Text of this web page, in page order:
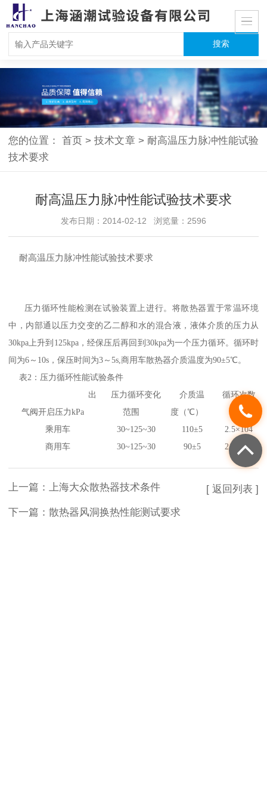
您的位置：首页 > 技术文章 > 耐高温压力脉冲性能试验
技术要求
耐高温压力脉冲性能试验技术要求
发布日期：2014-02-12 浏览量：2596
耐高温压力脉冲性能试验技术要求
压力循环性能检测在试验装置上进行。将散热器置于常温环境
中，内部通以压力交变的乙二醇和水的混合液，液体介质的压力从
30kpa上升到125kpa，经保压后再回到30kpa为一个压力循环。循环时
间为6～10s，保压时间为3～5s,商用车散热器介质温度为90±5℃。
表2：压力循环性能试验条件
出
气阀开启压力kPa
压力循环变化
范围
介质温
度（℃）
循环次数
乘用车 30~125~30 110±5 2.5×104
商用车
30~125~30 90±5 2. 5×104
上一篇： 上海大众散热器技术条件
下一篇： 散热器风洞换热性能测试要求
[ 返回列表 ]